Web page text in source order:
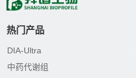
热门产品
DIA-Ultra
中药代谢组